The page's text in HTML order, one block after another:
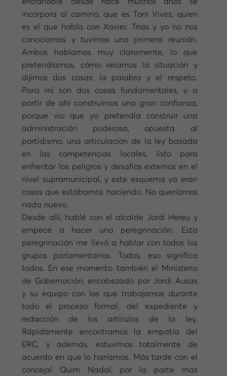
incorpora al camino, que es Toni Vives, quien
es el que habla con Xavier. Trias y yo no nos
conocíamos y tuvimos una primera reunión.
Ambos hablamos muy claramente, lo que
pretendíamos, cómo veíamos la situación y
dijimos dos cosas: la palabra y el respeto.
Para mí son dos cosas fundamentales, y a
partir de ahí construimos una gran confianza,
porque vio que yo pretendía construir una
administración poderosa, opuesta al
partidismo, una articulación de la ley basada
en las competencias locales, listo para
enfrentar los peligros y desafíos externos en el
nivel supramunicipal, y este esquema ya eran
cosas que estábamos haciendo. No queríamos
nada nuevo.
Desde allí, hablé con el alcalde Jordi Hereu y
empecé a hacer una peregrinación. Esta
peregrinación me llevó a hablar con todos los
grupos parlamentarios. Todos, eso significa
todos. En ese momento también el Ministerio
de Gobernación, encabezado por Jordi Ausas
y su equipo con los que trabajamos durante
todo el proceso formal, del expediente y
redacción de los artículos de la ley.
Rápidamente encontramos la empatía del
ERC, y además, estuvimos totalmente de
acuerdo en que lo haríamos. Más tarde con el
concejal Quim Nadal, por la parte más